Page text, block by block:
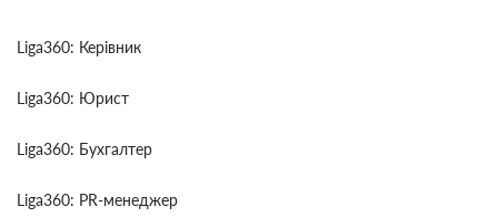
Liga360: Керівник
Liga360: Юрист
Liga360: Бухгалтер
Liga360: PR-менеджер